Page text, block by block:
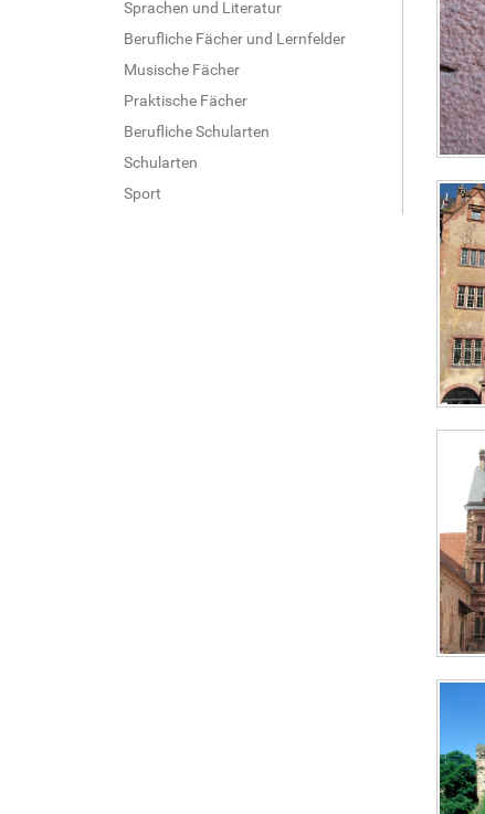
Sprachen und Literatur
Berufliche Fächer und Lernfelder
Musische Fächer
Praktische Fächer
Berufliche Schularten
Schularten
Sport